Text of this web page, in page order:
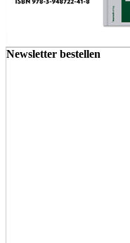
Newsletter bestellen